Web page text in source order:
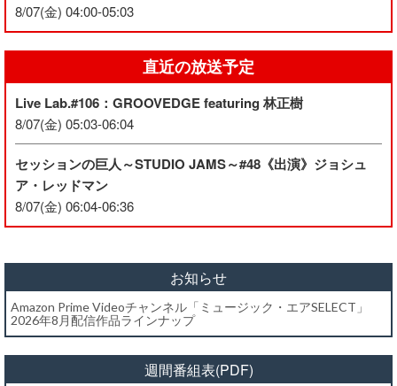
8/07(金) 04:00-05:03
直近の放送予定
Live Lab.#106：GROOVEDGE featuring 林正樹
8/07(金) 05:03-06:04
セッションの巨人～STUDIO JAMS～#48《出演》ジョシュ
ア・レッドマン
8/07(金) 06:04-06:36
お知らせ
Amazon Prime Videoチャンネル「ミュージック・エアSELECT」
2026年8月配信作品ラインナップ
週間番組表(PDF)